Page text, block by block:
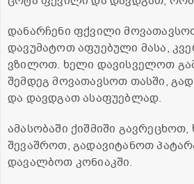
დანარჩენი ფქვილი
დავუმატოთ აფუებული მასა,
ვზილოთ. ხელი დავისველოთ
შემდეგ მოვათავსოთ თასში,
და დავდგათ ასაფუებლად.
ამასობაში ქიშმიში
შევაშროთ, გადავიტანოთ
დავალბოთ კონიაკში.